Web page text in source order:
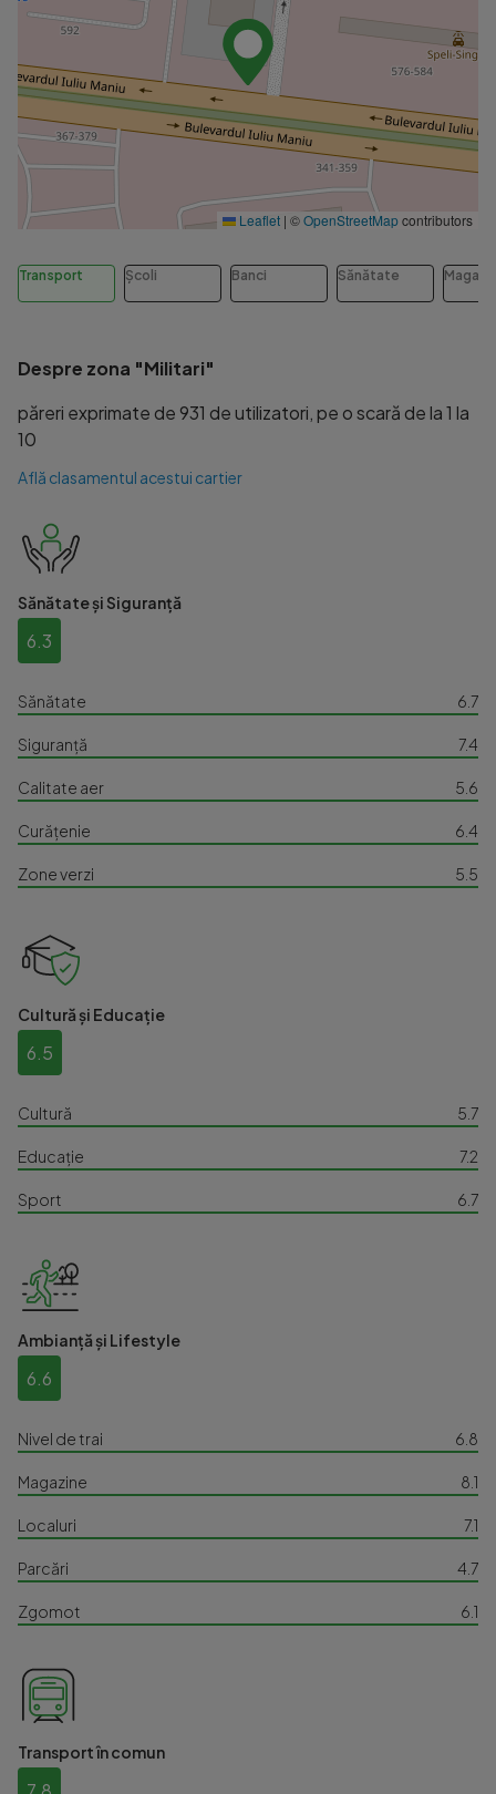
Leaflet | ©OpenStreetMapcontributors
Transport Școli Banci Sănătate
Despre zona "Militari"
păreri exprimate de 931 de utilizatori, pe o scară de la 1 la
10
Află clasamentul acestui cartier
Sănătate și Siguranță
6.3
Sănătate 6.7
Siguranță 7.4
Calitate aer 5.6
Curățenie 6.4
Zone verzi 5.5
Cultură și Educație
6.5
Cultură 5.7
Educație 7.2
Sport 6.7
Ambianță și Lifestyle
6.6
Nivel de trai 6.8
Magazine 8.1
Localuri 7.1
Parcări 4.7
Zgomot 6.1
Transport în comun